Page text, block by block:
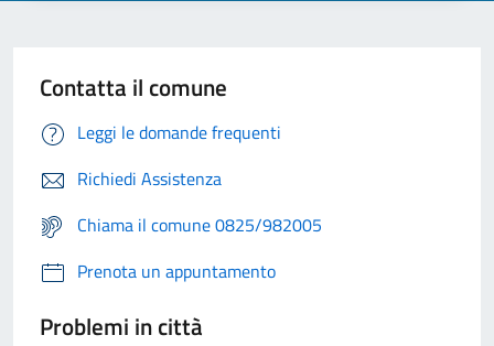
Contatta il comune
Leggi le domande frequenti
Richiedi Assistenza
Chiama il comune 0825/982005
Prenota un appuntamento
Problemi in città